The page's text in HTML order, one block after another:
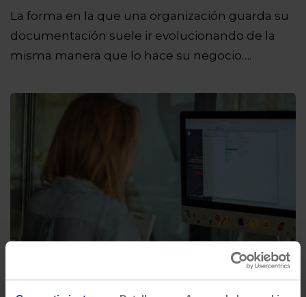
La forma en la que una organización guarda su
documentación suele ir evolucionando de la
misma manera que lo hace su negocio….